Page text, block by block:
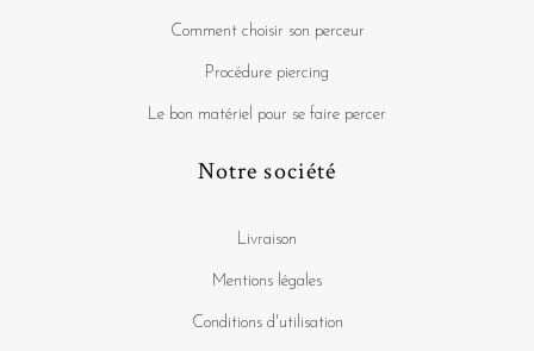
Comment choisir son perceur
Procédure piercing
Le bon matériel pour se faire percer
Notre société
Livraison
Mentions légales
Conditions d'utilisation